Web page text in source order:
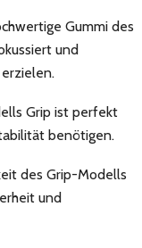
Gummi des
und
Grip ist perfekt
benötigen.
des Grip-Modells
und